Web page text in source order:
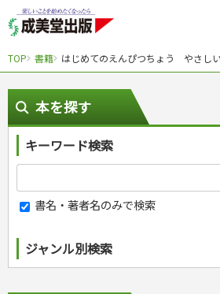
TOP 書籍 はじめてのえんぴつちょう やさし
本を探す
キーワード検索
書名・著者名のみで検索
ジャンル別検索